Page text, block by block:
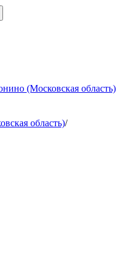
(Московская область)
область)/